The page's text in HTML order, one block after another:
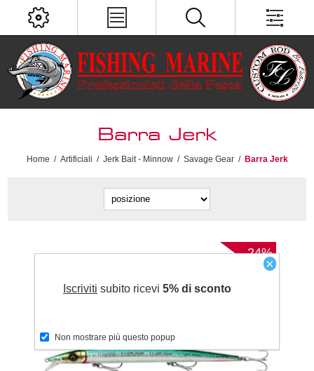
Barra Jerk
Home / Artificiali / Jerk Bait - Minnow / Savage Gear / Barra Jerk
-24%
×
Iscriviti subito ricevi 5% di sconto
Non mostrare più questo popup